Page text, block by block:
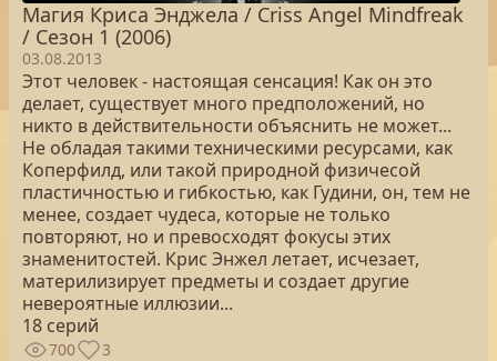
Магия Криса Энджела / Criss Angel Mindfreak
/ Сезон 1 (2006)
03.08.2013
Этот человек - настоящая сенсация! Как он это
делает, существует много предположений, но
никто в действительности объяснить не может...
Не обладая такими техническими ресурсами, как
Коперфилд, или такой природной физичесой
пластичностью и гибкостью, как Гудини, он, тем не
менее, создает чудеса, которые не только
повторяют, но и превосходят фокусы этих
знаменитостей. Крис Энжел летает, исчезает,
материлизирует предметы и создает другие
невероятные иллюзии...
18 серий
700 3